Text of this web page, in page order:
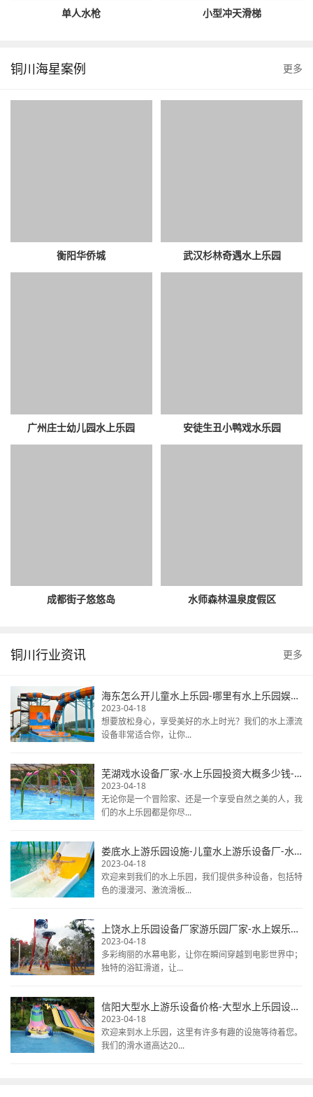
单人水枪 小型冲天滑梯
铜川海星案例 更多
衡阳华侨城 武汉杉林奇遇水上乐园
广州庄士幼儿园水上乐园 安徒生丑小鸭戏水乐园
成都街子悠悠岛 水师森林温泉度假区
铜川行业资讯 更多
海东怎么开儿童水上乐园-哪里有水上乐园娱乐设备-大型水上娱乐设备
2023-04-18
想要放松身心，享受美好的水上时光？我们的水上漂流
设备非常适合你，让你...
芜湖戏水设备厂家-水上乐园投资大概多少钱-水上乐园生产厂家
2023-04-18
无论你是一个冒险家、还是一个享受自然之美的人，我
们的水上乐园都是你尽...
娄底水上游乐园设施-儿童水上游乐设备厂-水上乐园设备排行榜
2023-04-18
欢迎来到我们的水上乐园，我们提供多种设备，包括特
色的漫漫河、激流滑板...
上饶水上乐园设备厂家游乐园厂家-水上娱乐项目设备-水上公园游乐设施
2023-04-18
多彩绚丽的水幕电影，让你在瞬间穿越到电影世界中；
独特的浴缸滑道，让...
信阳大型水上游乐设备价格-大型水上乐园设备报价-水上乐园设备
2023-04-18
欢迎来到水上乐园，这里有许多有趣的设施等待着您。
我们的滑水道高达20...